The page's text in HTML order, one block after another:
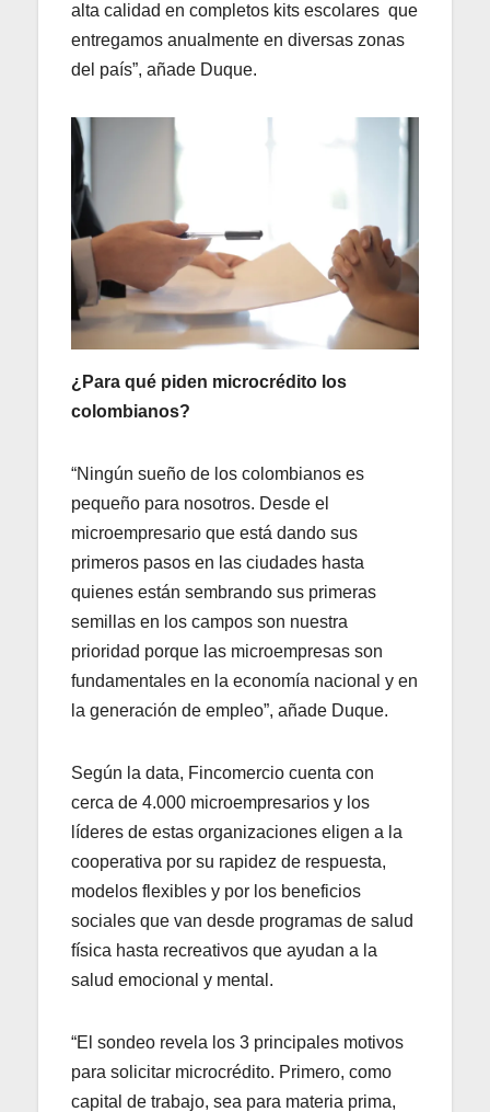
alta calidad en completos kits escolares que
entregamos anualmente en diversas zonas
del país”, añade Duque.
¿Para qué piden microcrédito los
colombianos?
“Ningún sueño de los colombianos es
pequeño para nosotros. Desde el
microempresario que está dando sus
primeros pasos en las ciudades hasta
quienes están sembrando sus primeras
semillas en los campos son nuestra
prioridad porque las microempresas son
fundamentales en la economía nacional y en
la generación de empleo”, añade Duque.
Según la data, Fincomercio cuenta con
cerca de 4.000 microempresarios y los
líderes de estas organizaciones eligen a la
cooperativa por su rapidez de respuesta,
modelos flexibles y por los beneficios
sociales que van desde programas de salud
física hasta recreativos que ayudan a la
salud emocional y mental.
“El sondeo revela los 3 principales motivos
para solicitar microcrédito. Primero, como
capital de trabajo, sea para materia prima,